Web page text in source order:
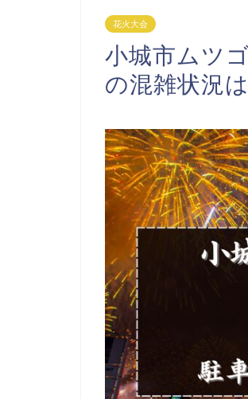
花火大会
小城市ムツ
の混雑状況